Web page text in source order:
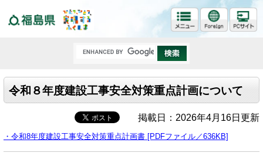
令和８年度建設工事安全対策重点計画について
掲載日：2026年4月16日更新
・令和8年度建設工事安全対策重点計画書 [PDFファイル／636KB]